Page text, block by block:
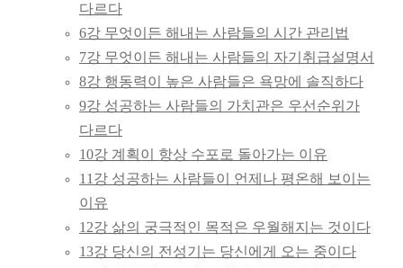
다르다
6강 무엇이든 해내는 사람들의 시간 관리법
7강 무엇이든 해내는 사람들의 자기취급설명서
8강 행동력이 높은 사람들은 욕망에 솔직하다
9강 성공하는 사람들의 가치관은 우선순위가
다르다
10강 계획이 항상 수포로 돌아가는 이유
11강 성공하는 사람들이 언제나 평온해 보이는
이유
12강 삶의 궁극적인 목적은 우월해지는 것이다
13강 당신의 전성기는 당신에게 오는 중이다